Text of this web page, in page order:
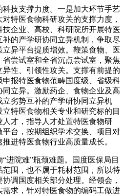
技支撑力度。一是加大环节手艺
特医食物科研攻关的支撑力度，
企业、高校、科研院所开展特医
的产学研协同立异机制，争取尽
异平台提质增效。鞭策食物、医
尝试室和全省沉点尝试室，聚焦
性、引领性攻关。支撑有前提的
报特医食物范畴国度级、省级科
立异。激励药企、食物企业及高
劣势互补的产学研协同立异机
特医食物相关专业和研究标的目
才，指导人才处置特医食物研
台，按期组织学术交换、项目对
进特医食物行业高质量成长。
院难”瓶颈难题。国度医保局目
围，也不属于耗材范围，所以特
调国度相关部分处理。经领会，
求，针对特医食物的编码工做进